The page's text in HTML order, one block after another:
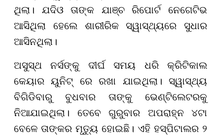
ଥିଲା। ଯଦିଓ ତାଙ୍କ ଯାଞ୍ଚ ରିପୋର୍ଟ ନେଗେଟିଭ
ଆସିଥିଲା ହେଲେ ଶାରୀରିକ ସ୍ୱାସ୍ଥ୍ୟରେ ସୁଧାର
ଆସିନଥିଲା।
ଅସୁସ୍ଥ ନର୍ସଙ୍କୁ ଦୀର୍ଘ ସମୟ ଧରି କ୍ରିଟିକାଲ
କେୟାର ୟୁନିଟ୍ ରେ ରଖା ଯାଇଥିଲା। ସ୍ୱାସ୍ଥ୍ୟ
ବିଗିଡିବାରୁ ବୁଧବାର ତାଙ୍କୁ ଭେଣ୍ଟିଲେଟରକୁ
ନିଆଯାଇଥିଲା। ତେବେ ଗୁରୁବାର ଅପରାହ୍ନ ୪ଟା
ବେଳେ ତାଙ୍କର ମୃତ୍ୟୁ ହୋଇଛି। ଏହି ହସ୍ପିଟାଲର ୨